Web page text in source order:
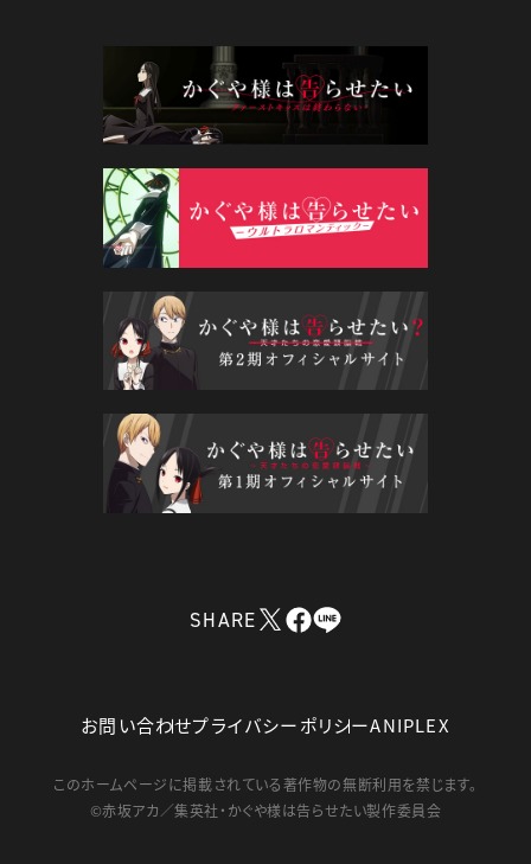
SHARE
お問い合わせプライバシーポリシーANIPLEX
このホームページに掲載されている著作物の無断利用を禁じます。
©赤坂アカ／集英社・かぐや様は告らせたい製作委員会